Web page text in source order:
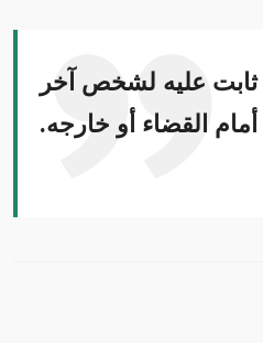
عليه لشخص آخر
القضاء أو خارجه.